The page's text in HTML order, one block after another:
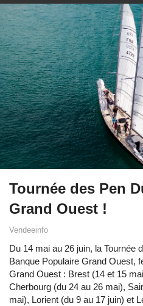
Tournée des Pen
Grand Ouest !
Vendeeinfo
Du 14 mai au 26 juin, la Tournée
Banque Populaire Grand Ouest,
Grand Ouest : Brest (14 et 15
Cherbourg (du 24 au 26 mai),
mai), Lorient (du 9 au 17 juin) et